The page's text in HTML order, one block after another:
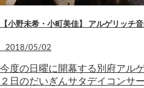
【小野未希・小町美佳】 アルゲリッチ
2018/05/02
今度の日曜に開幕する別府アル
２日のだいぎんサタデイコンサ